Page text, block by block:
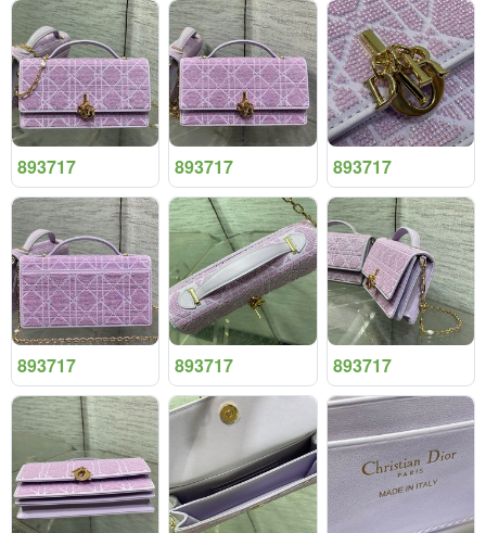
893717 893717 893717
893717 893717 893717